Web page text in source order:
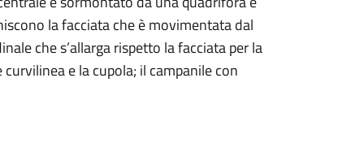
la facciata che è movimentata dal
che s’allarga rispetto la facciata per la
e la cupola; il campanile con